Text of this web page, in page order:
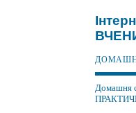
Домашня